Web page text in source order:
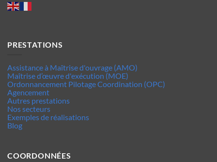
PRESTATIONS
Assistance à Maîtrise d'ouvrage (AMO)
Maîtrise d’œuvre d'exécution (MOE)
Ordonnancement Pilotage Coordination (OPC)
Agencement
Autres prestations
Nos secteurs
Exemples de réalisations
Blog
COORDONNÉES